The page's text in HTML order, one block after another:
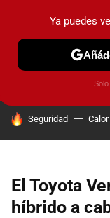
PRUEBAS
HOY SE HABLA DE
Seguridad Calor
El Toyota
híbrido a
Ya puedes